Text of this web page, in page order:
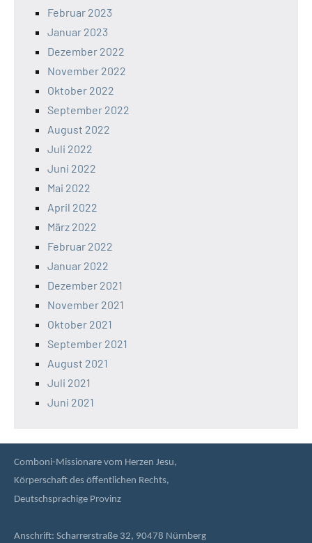
Februar 2023
Januar 2023
Dezember 2022
November 2022
Oktober 2022
September 2022
August 2022
Juli 2022
Juni 2022
Mai 2022
April 2022
März 2022
Februar 2022
Januar 2022
Dezember 2021
November 2021
Oktober 2021
September 2021
August 2021
Juli 2021
Juni 2021
Comboni-Missionare vom Herzen Jesu,
Körperschaft des öffentlichen Rechts,
Deutschsprachige Provinz
Anschrift: Scharrerstraße 32, 90478 Nürnberg